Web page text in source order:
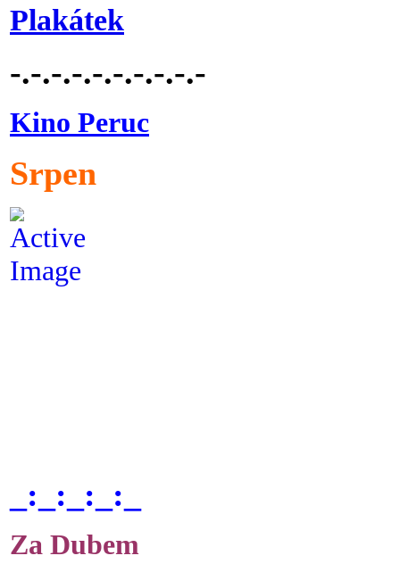
Plakátek
-.-.-.-.-.-.-.-.-.-
Kino Peruc
Srpen
_:_:_:_:_
Za Dubem